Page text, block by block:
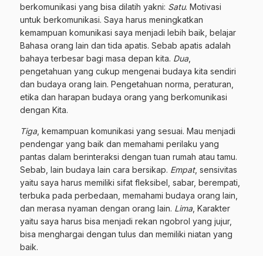
berkomunikasi yang bisa dilatih yakni: Satu. Motivasi
untuk berkomunikasi. Saya harus meningkatkan
kemampuan komunikasi saya menjadi lebih baik, belajar
Bahasa orang lain dan tida apatis. Sebab apatis adalah
bahaya terbesar bagi masa depan kita. Dua,
pengetahuan yang cukup mengenai budaya kita sendiri
dan budaya orang lain. Pengetahuan norma, peraturan,
etika dan harapan budaya orang yang berkomunikasi
dengan Kita.
Tiga, kemampuan komunikasi yang sesuai. Mau menjadi
pendengar yang baik dan memahami perilaku yang
pantas dalam berinteraksi dengan tuan rumah atau tamu.
Sebab, lain budaya lain cara bersikap. Empat, sensivitas
yaitu saya harus memiliki sifat fleksibel, sabar, berempati,
terbuka pada perbedaan, memahami budaya orang lain,
dan merasa nyaman dengan orang lain. Lima, Karakter
yaitu saya harus bisa menjadi rekan ngobrol yang jujur,
bisa menghargai dengan tulus dan memiliki niatan yang
baik.